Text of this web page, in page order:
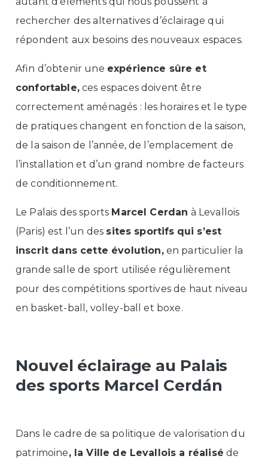
rechercher des alternatives d’éclairage qui
répondent aux besoins des nouveaux espaces.
Afin d’obtenir une expérience sûre et
confortable, ces espaces doivent être
correctement aménagés : les horaires et le type
de pratiques changent en fonction de la saison,
de la saison de l’année, de l’emplacement de
l’installation et d’un grand nombre de facteurs
de conditionnement.
Le Palais des sports Marcel Cerdan à Levallois
(Paris) est l’un des sites sportifs qui s’est
inscrit dans cette évolution, en particulier la
grande salle de sport utilisée régulièrement
pour des compétitions sportives de haut niveau
en basket-ball, volley-ball et boxe.
Nouvel éclairage au Palais
des sports Marcel Cerdán
Dans le cadre de sa politique de valorisation du
patrimoine, la Ville de Levallois a réalisé de